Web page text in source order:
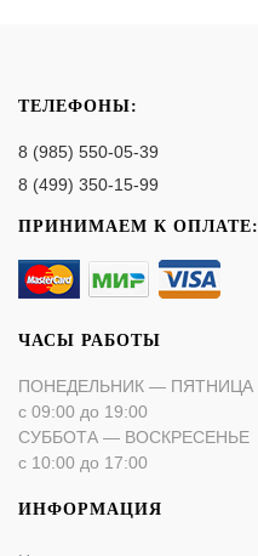
ТЕЛЕФОНЫ:
8 (985) 550-05-39
8 (499) 350-15-99
ПРИНИМАЕМ К ОПЛАТЕ:
ЧАСЫ РАБОТЫ
ПОНЕДЕЛЬНИК — ПЯТНИЦА
с 09:00 до 19:00
СУББОТА — ВОСКРЕСЕНЬЕ
с 10:00 до 17:00
ИНФОРМАЦИЯ